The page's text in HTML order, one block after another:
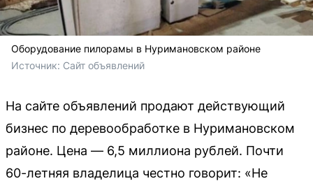
Оборудование пилорамы в Нуримановском районе
Источник: Сайт объявлений
На сайте объявлений продают действующий
бизнес по деревообработке в Нуримановском
районе. Цена — 6,5 миллиона рублей. Почти
60-летняя владелица честно говорит: «Не